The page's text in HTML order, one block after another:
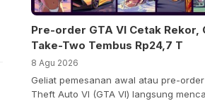
Pre-order GTA VI Cetak Rekor,
Take-Two Tembus Rp24,7 T
8 Agu 2026
Geliat pemesanan awal atau pre-
Theft Auto VI (GTA VI) langsung